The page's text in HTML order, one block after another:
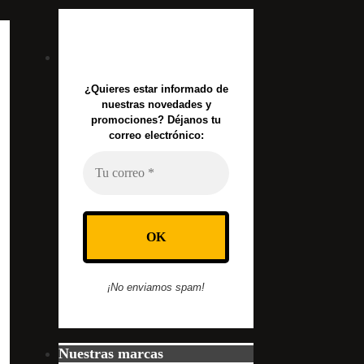
¿Quieres estar informado de
nuestras novedades y
promociones? Déjanos tu
correo electrónico:
¡No enviamos spam!
Nuestras marcas